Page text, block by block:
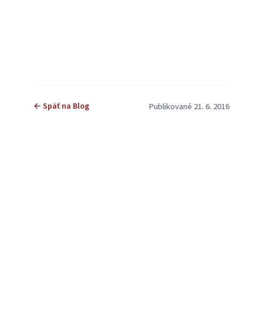
← Späť na Blog Publikované 21. 6. 2016